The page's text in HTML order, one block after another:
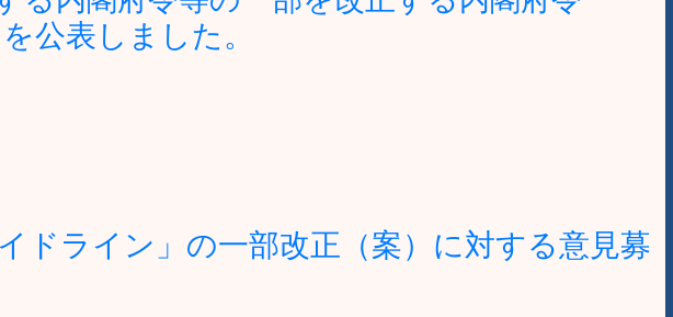
公表しました。
ドライン」の一部改正（案）に対する意見募